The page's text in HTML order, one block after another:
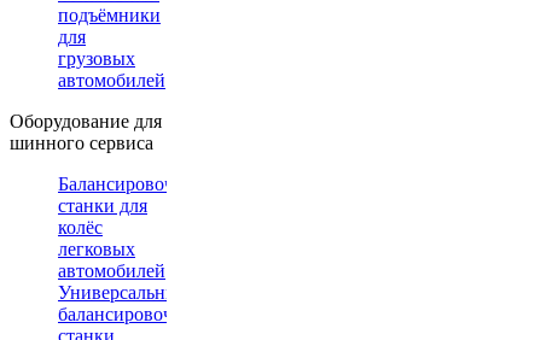
подъёмники
для
грузовых
автомобилей
Оборудование для
шинного сервиса
Балансировочные
станки для
колёс
легковых
автомобилей
Универсальные
балансировочные
станки